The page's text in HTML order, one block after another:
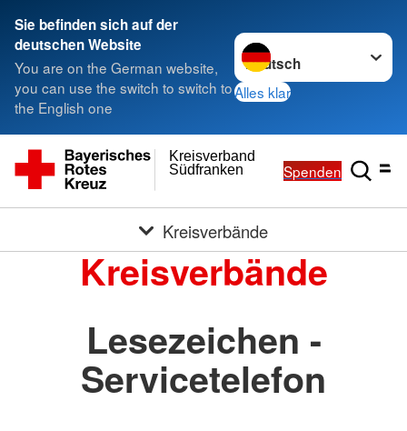
Sie befinden sich auf der
deutschen Website
You are on the German website,
you can use the switch to switch to
the English one
Sprache wechseln zu
Alles klar
Südfranken
Kreisverband
Spenden
Kreisverbände
Kreisverbände
Lesezeichen -
Servicetelefon